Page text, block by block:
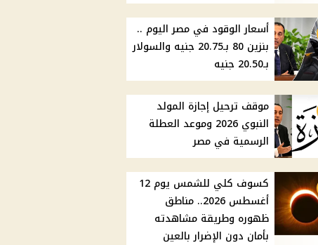
أسعار الوقود في مصر اليوم ..
بنزين 80 بـ20.75 جنيه والسولار
بـ20.50 جنيه
موقف ترحيل إجازة المولد
النبوي 2026 وموعد العطلة
الرسمية في مصر
كسوف كلي للشمس يوم 12
أغسطس 2026.. مناطق
ظهوره وطريقة مشاهدته
بأمان دون الإضرار بالعين